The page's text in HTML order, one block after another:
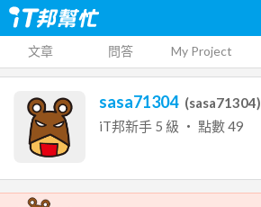
文章 問答 My Project
sasa71304 (sasa71304)
iT邦新手 5 級 ‧ 點數49